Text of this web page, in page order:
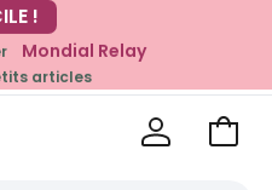
39€*
Mondial Relay
articles
Voir